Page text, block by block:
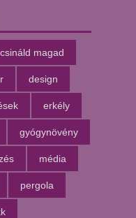
csináld magad
design
erkély
gyógynövény
média
pergola